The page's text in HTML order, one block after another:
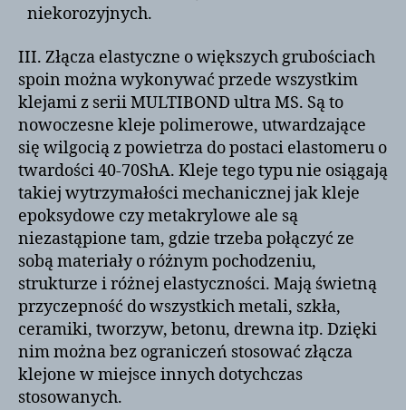
niekorozyjnych.
III. Złącza elastyczne o większych grubościach
spoin można wykonywać przede wszystkim
klejami z serii MULTIBOND ultra MS. Są to
nowoczesne kleje polimerowe, utwardzające
się wilgocią z powietrza do postaci elastomeru o
twardości 40-70ShA. Kleje tego typu nie osiągają
takiej wytrzymałości mechanicznej jak kleje
epoksydowe czy metakrylowe ale są
niezastąpione tam, gdzie trzeba połączyć ze
sobą materiały o różnym pochodzeniu,
strukturze i różnej elastyczności. Mają świetną
przyczepność do wszystkich metali, szkła,
ceramiki, tworzyw, betonu, drewna itp. Dzięki
nim można bez ograniczeń stosować złącza
klejone w miejsce innych dotychczas
stosowanych.